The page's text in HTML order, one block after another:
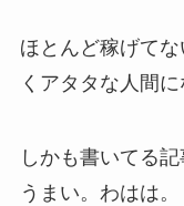
ほとんど稼げて
くアタタな人間に
しかも書いてる
うまい。わはは。